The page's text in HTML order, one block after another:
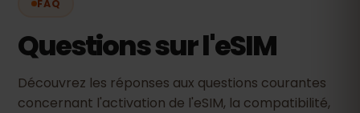
FAQ
Questions sur l'eSIM
Découvrez les réponses aux questions courantes
concernant l'activation de l'eSIM, la compatibilité,